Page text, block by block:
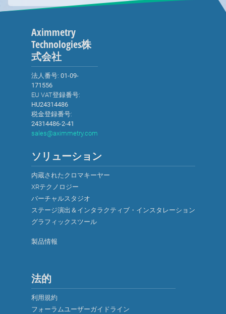
Aximmetry
Technologies株
式会社
法人番号: 01-09-
171556
EU VAT登録番号:
HU24314486
税金登録番号:
24314486-2-41
sales@aximmetry.com
ソリューション
内蔵されたクロマキーヤー
XRテクノロジー
バーチャルスタジオ
ステージ演出＆インタラクティブ・インスタレーション
グラフィックスツール
製品情報
法的
利用規約
フォーラムユーザーガイドライン